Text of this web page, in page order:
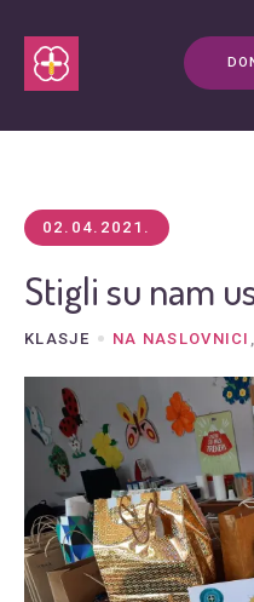
02.04.2021.
Stigli su nam
KLASJE NA NASLOVNICI